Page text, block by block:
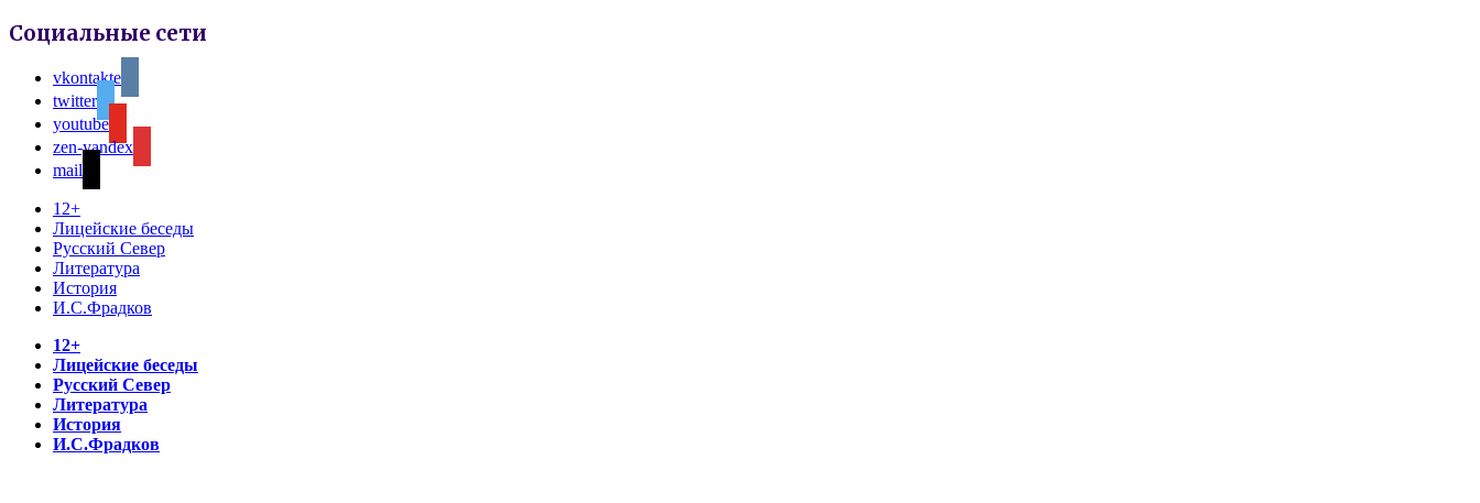
Социальные сети
vkontakte
twitter
youtube
zen-yandex
mail
12+
Лицейские беседы
Русский Север
Литература
История
И.С.Фрадков
12+
Лицейские беседы
Русский Север
Литература
История
И.С.Фрадков